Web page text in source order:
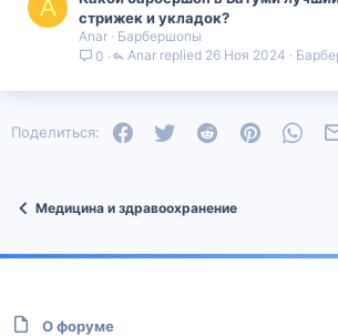
A
стрижек и укладок?
Anar
Барбершопы
0
26 Ноя 2024
Anar
Поделиться: FacebookTwitter Reddit Pinterest
Медицина и здравоохранение
О форуме